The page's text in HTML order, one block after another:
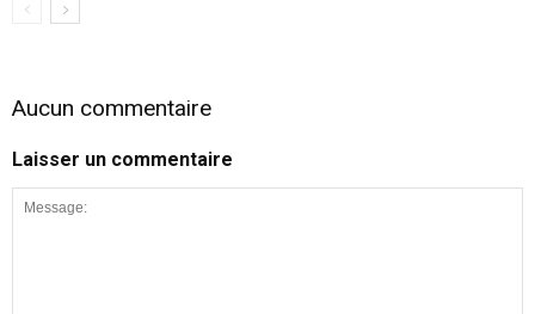
Aucun commentaire
Laisser un commentaire